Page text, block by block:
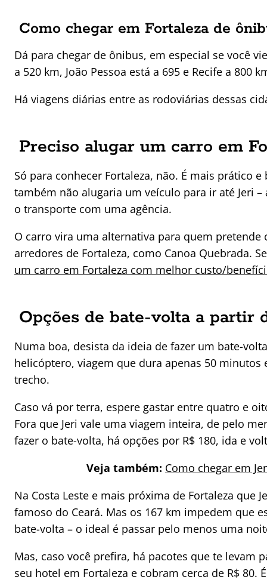
Como chegar em Fortaleza de
Dá para chegar de ônibus, em especial se você
a 520 km, João Pessoa está a 695 e Recife a 800
Há viagens diárias entre as rodoviárias dessas
Preciso alugar um carro em
Só para conhecer Fortaleza, não. É mais prático
também não alugaria um veículo para ir até Jeri
o transporte com uma agência.
O carro vira uma alternativa para quem
arredores de Fortaleza, como Canoa Quebrada.
um carro em Fortaleza com melhor custo/
Opções de bate-volta a partir
Numa boa, desista da ideia de fazer um bate-
helicóptero, viagem que dura apenas 50
trecho.
Caso vá por terra, espere gastar entre quatro e
Fora que Jeri vale uma viagem inteira, de pelo
fazer o bate-volta, há opções por R$ 180, ida e
Veja também: Como chegar em
Na Costa Leste e mais próxima de Fortaleza que
famoso do Ceará. Mas os 167 km impedem que
bate-volta – o ideal é passar pelo menos uma
Mas, caso você prefira, há pacotes que te levam
seu hotel em Fortaleza e cobram cerca de R$